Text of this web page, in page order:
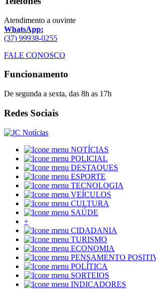
Atendimento a ouvinte
WhatsApp:
(37) 99938-0255
FALE CONOSCO
Funcionamento
De segunda a sexta, das 8h as 17h
Redes Sociais
NOTÍCIAS
POLICIAL
DESTAQUES
ESPORTE
TECNOLOGIA
VEÍCULOS
CULTURA
SAÚDE
+
CIDADANIA
TURISMO
ECONOMIA
PENSAMENTO
POLÍTICA
SORTEIOS
INDICADORES